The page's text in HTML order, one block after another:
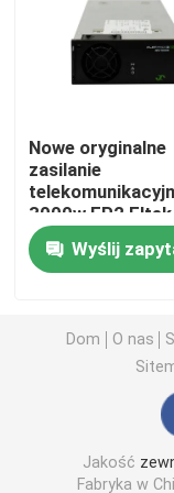
Szafka
Hybrydowy
Moduł
48 V korektor
Flatpack2
Nowe oryginalne
zasilanie
3000w FP2 Eltek
Flatpack 2 48/
HE Moduł
części nr
Wyślij
Dom O nas
Jakość
Fabryka w